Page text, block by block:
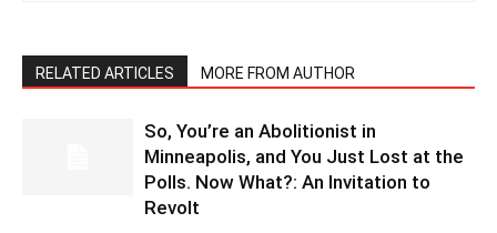
RELATED ARTICLES MORE FROM AUTHOR
So, You’re an Abolitionist in
Minneapolis, and You Just Lost at the
Polls. Now What?: An Invitation to
Revolt